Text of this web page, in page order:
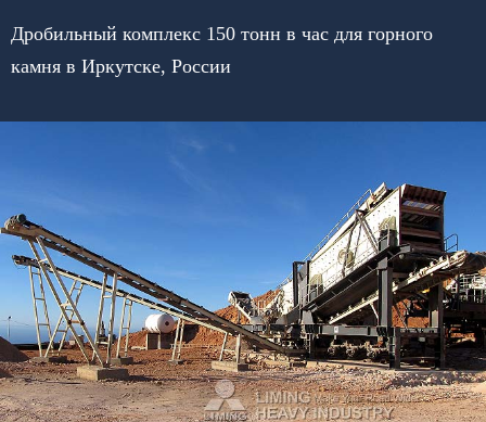
Дробильный комплекс 150 тонн в час для горного
камня в Иркутске, России